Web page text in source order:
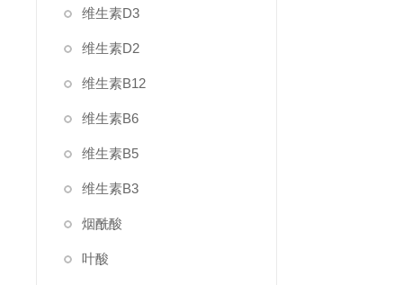
维生素D3
维生素D2
维生素B12
维生素B6
维生素B5
维生素B3
烟酰酸
叶酸